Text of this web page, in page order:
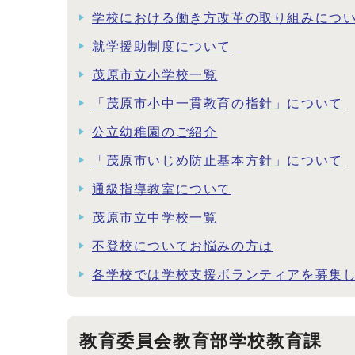
学校における働き方改革の取り組みにつ
就学援助制度について
茂原市立小学校一覧
「茂原市小中一貫教育の指針」について
公立幼稚園のご紹介
「茂原市いじめ防止基本方針」について
通級指導教室について
茂原市立中学校一覧
不登校についてお悩みの方は
各学校では学校支援ボランティアを募集
教育委員会教育部学校教育課